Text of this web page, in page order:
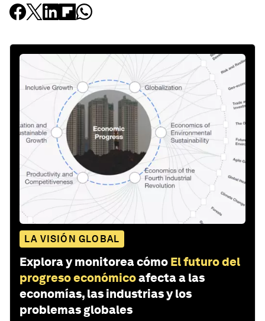
LA VISIÓN GLOBAL
Explora y monitorea cómo El futuro del
progreso económicoafecta a las
economías, las industrias y los
problemas globales